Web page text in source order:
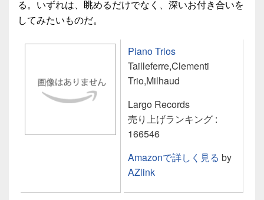
る。いずれは、眺めるだけでなく、深いお付き合いを
してみたいものだ。
Piano Trios
Tailleferre,Clementi
Trio,Milhaud
Largo Records
売り上げランキング :
166546
Amazonで詳しく見る by
AZlink